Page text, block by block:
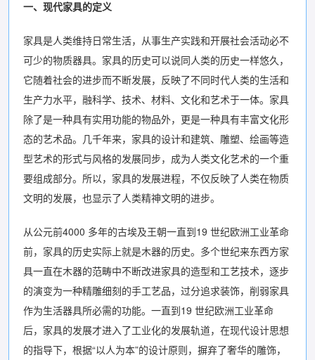
一、现代家具的定义
家具是人类维持日常生活，从事生产实践和开展社会活动必不
可少的物质器具。家具的历史可以说同人类的历史一样悠久，
它随着社会的进步而不断发展，反映了不同时代人类的生活和
生产力水平，融科学、技术、材料、文化和艺术于一体。家具
除了是一种具有实用功能的物品外，更是一种具有丰富文化形
态的艺术品。几千年来，家具的设计和建筑、雕塑、绘画等造
型艺术的形式与风格的发展同步，成为人类文化艺术的一个重
要组成部分。所以，家具的发展进程，不仅反映了人类在物质
文明的发展，也显示了人类精神文明的进步。
从公元前4000 多年的古埃及王朝一直到19 世纪欧洲工业革命
前，家具的历史实际上就是木器的历史。多个世纪来东西方家
具一直在木器的范畴中不断改进家具的造型和工艺技术，逐步
的演变为一种精雕细刻的手工艺品，过分追求装饰，削弱家具
作为生活器具所必需的功能。一直到19 世纪欧洲工业革命
后，家具的发展才进入了工业化的发展轨道，在现代设计思想
的指导下，根据“以人为本”的设计原则，摒弃了奢华的雕饰，